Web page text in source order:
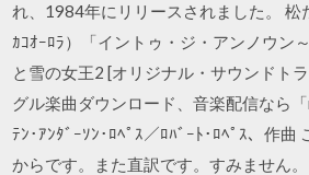
れ、1984年にリリースされました。 松
ｶｺｵｰﾛﾗ）「イントゥ・ジ・アンノウン
と雪の女王2 [オリジナル・サウンドト
グル楽曲ダウンロード、音楽配信なら
ﾃﾝ･ｱﾝﾀﾞｰｿﾝ･ﾛﾍﾟｽ／ﾛﾊﾞｰﾄ･ﾛﾍﾟｽ、作曲
からです。また直訳です。すみません